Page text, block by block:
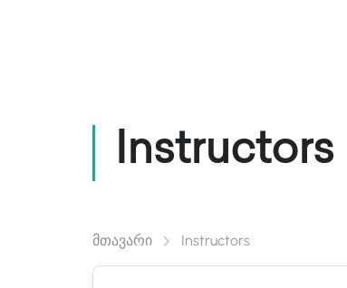
Instructors
მთავარი Instructors